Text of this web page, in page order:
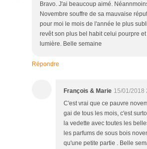
Bravo. J'ai beaucoup aimé.
Novembre souffre de sa mauvaise
pour moi le mois de l'année le plus
revêt son plus bel habit celui pourpre
lumière. Belle semaine
Répondre
François & Marie 15/01/2018
C'est vrai que ce pauvre
gai de tous les mois, c'est
la vedette avec toutes les
les parfums de sous bois
qu'une petite partie . Belle